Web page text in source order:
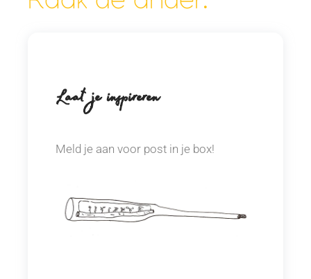
Laat je inspireren
Meld je aan voor post in je box!